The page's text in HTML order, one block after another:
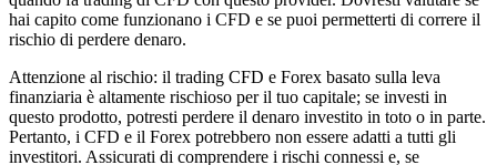
hai capito come funzionano i CFD e se puoi permetterti di correre il
rischio di perdere denaro.
Attenzione al rischio: il trading CFD e Forex basato sulla leva
finanziaria è altamente rischioso per il tuo capitale; se investi in
questo prodotto, potresti perdere il denaro investito in toto o in parte.
Pertanto, i CFD e il Forex potrebbero non essere adatti a tutti gli
investitori. Assicurati di comprendere i rischi connessi e, se